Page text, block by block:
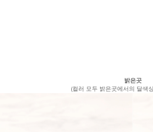
밝은곳
(컬러 모두 밝은곳에서의 달색